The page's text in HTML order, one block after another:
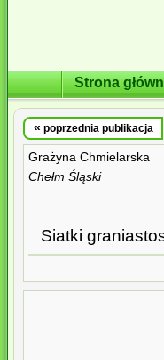
Strona
« poprzednia publikacja
Grażyna Chmielarska
Chełm Śląski
Siatki